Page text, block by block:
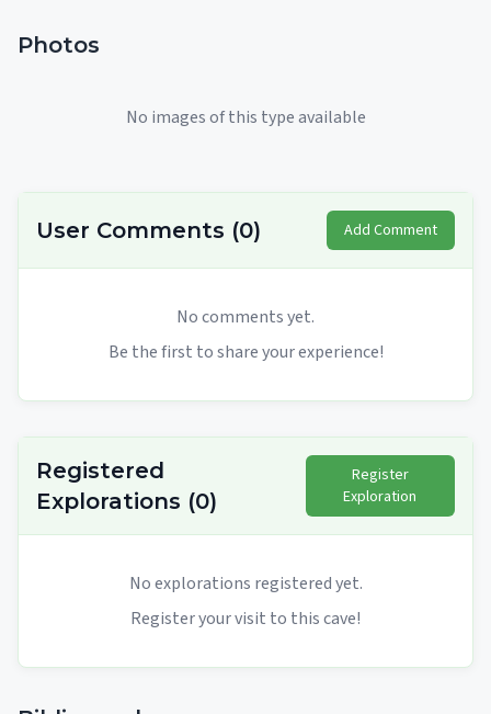
Photos
No images of this type available
User Comments (0) Add Comment
No comments yet.
Be the first to share your experience!
Registered
Explorations (0)
Register
Exploration
No explorations registered yet.
Register your visit to this cave!